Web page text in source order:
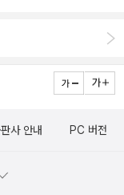
, 그 힘든 시소놀이를
테오의 책이 눈에
이렇게 썼다. '우리
든 저렇든 내 삶에
사 안내 PC 버전